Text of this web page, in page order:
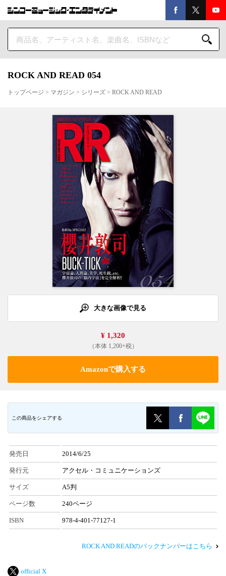
ROCK AND READ 054
トップページ > マガジン > シリーズ > ROCK AND READ
大きな画像で見る
¥ 1,320
（本体 1,200+税）
Amazonで購入する
この商品をシェアする
発売日 2014/6/25
発行元 アクセル・コミュニケーションズ
サイズ A5判
ページ数 240ページ
ISBN 978-4-401-77127-1
ROCK AND READのバックナンバーはこちら
official X